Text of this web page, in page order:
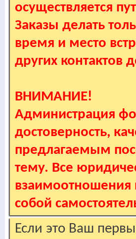
осуществляется
Заказы делать
время и место
других контактов
ВНИМАНИЕ!
Администрация
достоверность,
предлагаемым
тему. Все
взаимоотношения
собой
Если это Ваш